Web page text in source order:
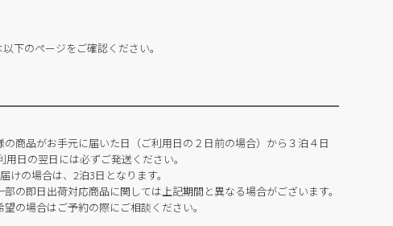
下のページをご確認ください。
の商品がお手元に届いた日（ご利用日の２日前の場合）から３泊４日
用日の翌日には必ずご発送ください。
けの場合は、2泊3日となります。
の即日出荷対応商品に関しては上記期間と異なる場合がございます。
の場合はご予約の際にご相談ください。